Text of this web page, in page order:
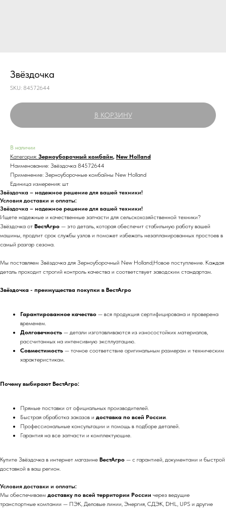
Звёздочка
SKU: 84572644
В КОРЗИНУ
В наличии
Категория: Зерноуборочный комбайн, New Holland
Наименование: Звёздочка 84572644
Применение: Зерноуборочные комбайны New Holland
Единица измерения: шт
Звёздочка – надежное решение для вашей техники!
Условия доставки и оплаты:
Звёздочка – надежное решение для вашей техники!
Ищете надежные и качественные запчасти для сельскохозяйственной техники?
Звёздочка от ВестАгро — это деталь, которая обеспечит стабильную работу вашей
машины, продлит срок службы узлов и поможет избежать незапланированных простоев в
самый разгар сезона.
Мы поставляем Звёздочка для Зерноуборочный New Holland;Новое поступление. Каждая
деталь проходит строгий контроль качества и соответствует заводским стандартам.
Звёздочка - преимущества покупки в ВестАгро
Гарантированное качество — вся продукция сертифицирована и проверена
временем.
Долговечность — детали изготавливаются из износостойких материалов,
рассчитанных на интенсивную эксплуатацию.
Совместимость — точное соответствие оригинальным размерам и техническим
характеристикам.
Почему выбирают ВестАгро:
Прямые поставки от официальных производителей.
Быстрая обработка заказов и доставка по всей России.
Профессиональные консультации и помощь в подборе деталей.
Гарантия на все запчасти и комплектующие.
Купите Звёздочка в интернет магазине ВестАгро — с гарантией, документами и быстрой
доставкой в ваш регион.
Условия доставки и оплаты:
Мы обеспечиваем доставку по всей территории России через ведущие
транспортные компании — ПЭК, Деловые линии, Энергия, СДЭК, DHL, UPS и другие